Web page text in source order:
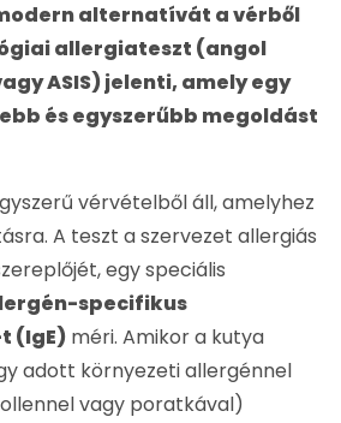
alternatívát a vérből
allergiateszt (angol
ASIS) jelenti, amely egy
és egyszerűbb megoldást
vérvételből áll, amelyhez
A teszt a szervezet allergiás
egy speciális
specifikus
(IgE) méri. Amikor a kutya
adott környezeti allergénnel
vagy poratkával)